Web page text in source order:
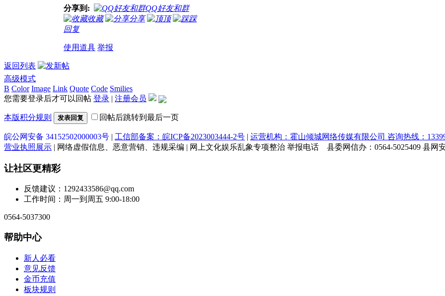
分享到:
QQ好友和群
收藏
分享 顶
踩
回复
使用道具 举报
返回列表
高级模式
B Color Image Link Quote Code Smilies
您需要登录后才可以回帖 登录 | 注册会员
本版积分规则 发表回复 回帖后跳转到最后一页
皖公网安备 34152502000003号 | 工信部备案：皖ICP备2023003444-2号 | 运营机构：霍山倾城网络传媒有限公司 咨询热线：
营业执照展示 | 网络虚假信息、恶意营销、违规采编 | 网上文化娱乐乱象专项整治 举报电话 县委网信办：0564-5025409 县网
让社区更精彩
反馈建议：1292433586@qq.com
工作时间：周一到周五 9:00-18:00
0564-5037300
帮助中心
新人必看
意见反馈
金币充值
板块规则